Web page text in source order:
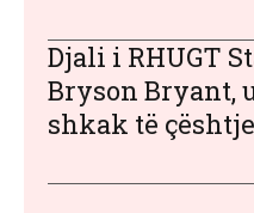
Djali i RHUGT
Bryson Bryant,
shkak të